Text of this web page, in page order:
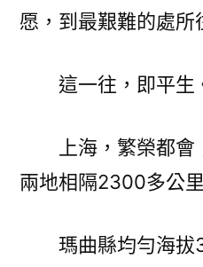
愿，到最艱難的處所
這一往，即平生
上海，繁榮都
兩地相隔2300多公里
瑪曲縣均勻海